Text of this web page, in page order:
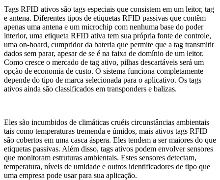
Tags RFID ativos são tags especiais que consistem em um leitor, tag
e antena. Diferentes tipos de etiquetas RFID passivas que contêm
apenas uma antena e um microchip com nenhuma base do poder
interior, uma etiqueta RFID ativa tem sua própria fonte de controle,
uma on-board, cumpridor da bateria que permite que a tag transmitir
dados sem parar, apesar de se é na faixa de domínio de um leitor.
Como cresce o mercado de tag ativo, pilhas descartáveis será um
opção de economia de custo. O sistema funciona completamente
depende do tipo de marca selecionada para o aplicativo. Os tags
ativos ainda são classificados em transponders e balizas.
Eles são incumbidos de climáticas cruéis circunstâncias ambientais
tais como temperaturas tremenda e úmidos, mais ativos tags RFID
são cobertos em uma casca áspera. Eles tendem a ser maiores do que
etiquetas passivas. Além disso, tags ativos podem envolver sensores
que monitoram estruturas ambientais. Estes sensores detectam,
temperatura, níveis de umidade e outros identificadores de tipo que
uma empresa pode usar para sua aplicação.